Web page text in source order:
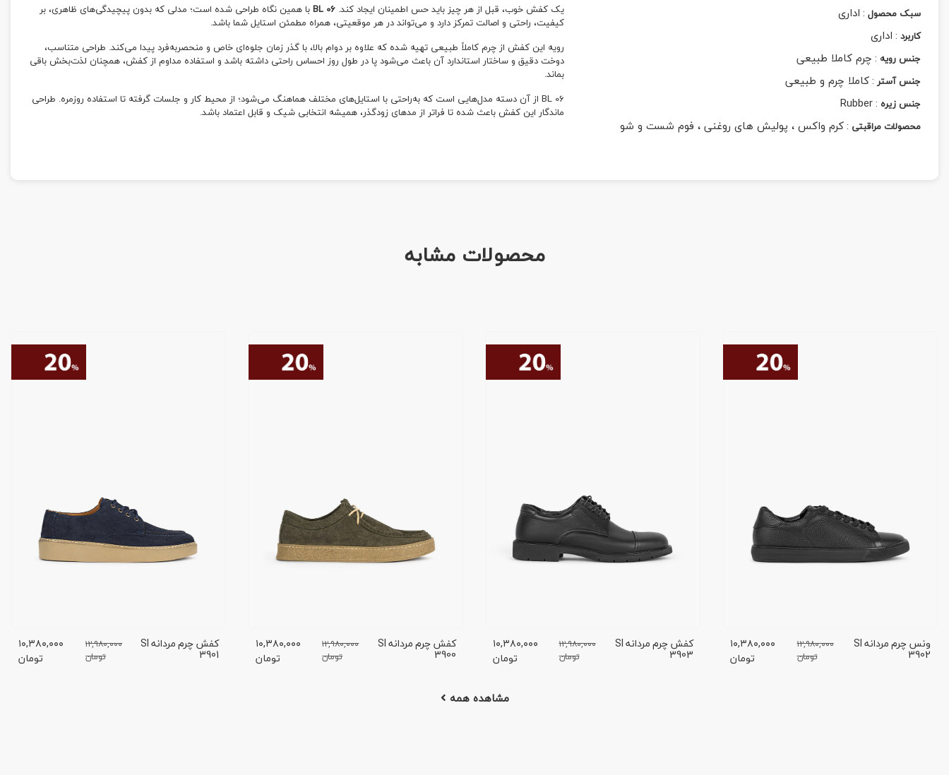
سبک محصول :اداری
کاربرد :اداری
جنس رویه :چرم کاملا طبیعی
جنس آستر :کاملا چرم و طبیعی
جنس زیره :
Rubber
محصولات مراقبتی :کرم واکس ، پولیش های روغنی ، فوم شست و شو
یک کفش خوب، قبل از هر چیز باید حس اطمینان ایجاد کند. BL 06با همین نگاه طراحی شده است؛ مدلی که بدون پیچیدگی‌های ظاهری، بر
کیفیت، راحتی و اصالت تمرکز دارد و می‌تواند در هر موقعیتی، همراه مطمئن استایل شما باشد.
رویه این کفش از چرم کاملاً طبیعی تهیه شده که علاوه بر دوام بالا، با گذر زمان جلوه‌ای خاص و منحصربه‌فرد پیدا می‌کند. طراحی متناسب،
دوخت دقیق و ساختار استاندارد آن باعث می‌شود پا در طول روز احساس راحتی داشته باشد و استفاده مداوم از کفش، همچنان لذت‌بخش باقی
بماند.
BL 06 از آن دسته مدل‌هایی است که به‌راحتی با استایل‌های مختلف هماهنگ می‌شود؛ از محیط کار و جلسات گرفته تا استفاده روزمره. طراحی
ماندگار این کفش باعث شده تا فراتر از مدهای زودگذر، همیشه انتخابی شیک و قابل اعتماد باشد.
محصولات مشابه
ونس چرم مردانه SI
3902
۱۲,۹۸۰,۰۰۰
تومان
۱۰,۳۸۰,۰۰۰
تومان
کفش چرم مردانه SI
3903
۱۲,۹۸۰,۰۰۰
تومان
۱۰,۳۸۰,۰۰۰
تومان
کفش چرم مردانه SI
3900
۱۲,۹۸۰,۰۰۰
تومان
۱۰,۳۸۰,۰۰۰
تومان
کفش چرم مردانه SI
3901
۱۲,۹۸۰,۰۰۰
تومان
۱۰,۳۸۰,۰۰۰
تومان
مشاهده همه